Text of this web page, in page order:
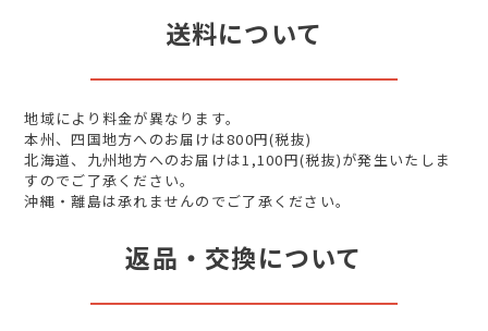
送料について
地域により料金が異なります。
本州、四国地方へのお届けは800円(税抜)
北海道、九州地方へのお届けは1,100円(税抜)が発生いたしま
すのでご了承ください。
沖縄・離島は承れませんのでご了承ください。
返品・交換について